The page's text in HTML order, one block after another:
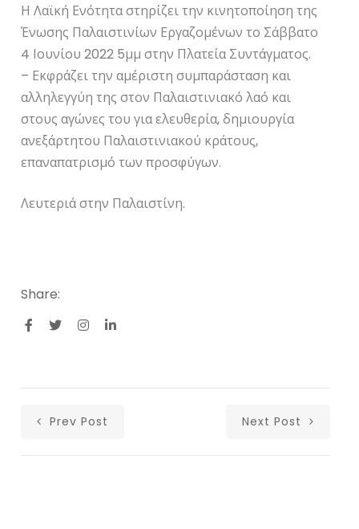
Η Λαϊκή Ενότητα στηρίζει την κινητοποίηση της
Ένωσης Παλαιστινίων Εργαζομένων το Σάββατο
4 Ιουνίου 2022 5μμ στην Πλατεία Συντάγματος.
– Εκφράζει την αμέριστη συμπαράσταση και
αλληλεγγύη της στον Παλαιστινιακό λαό και
στους αγώνες του για ελευθερία, δημιουργία
ανεξάρτητου Παλαιστινιακού κράτους,
επαναπατρισμό των προσφύγων.
Λευτεριά στην Παλαιστίνη.
Share:
Prev Post Next Post